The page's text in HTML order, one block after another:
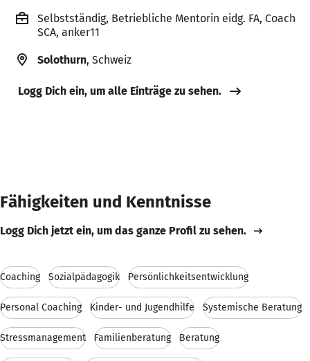
Selbstständig, Betriebliche Mentorin eidg. FA, Coach
SCA, anker11
Solothurn, Schweiz
Logg Dich ein, um alle Einträge zu sehen.
Fähigkeiten und Kenntnisse
Logg Dich jetzt ein, um das ganze Profil zu sehen.
Coaching Sozialpädagogik Persönlichkeitsentwicklung
Personal Coaching Kinder- und Jugendhilfe Systemische Beratung
Stressmanagement Familienberatung Beratung